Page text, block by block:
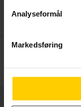
Analyseformål
Markedsføring
Produktinformasjon